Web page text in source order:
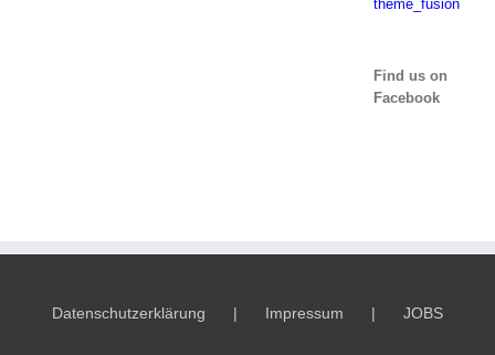
theme_fusion
Find us on
Facebook
Datenschutzerklärung Impressum JOBS